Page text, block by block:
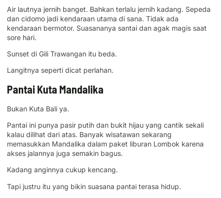
Air lautnya jernih banget. Bahkan terlalu jernih kadang. Sepeda
dan cidomo jadi kendaraan utama di sana. Tidak ada
kendaraan bermotor. Suasananya santai dan agak magis saat
sore hari.
Sunset di Gili Trawangan itu beda.
Langitnya seperti dicat perlahan.
Pantai Kuta Mandalika
Bukan Kuta Bali ya.
Pantai ini punya pasir putih dan bukit hijau yang cantik sekali
kalau dilihat dari atas. Banyak wisatawan sekarang
memasukkan Mandalika dalam paket liburan Lombok karena
akses jalannya juga semakin bagus.
Kadang anginnya cukup kencang.
Tapi justru itu yang bikin suasana pantai terasa hidup.